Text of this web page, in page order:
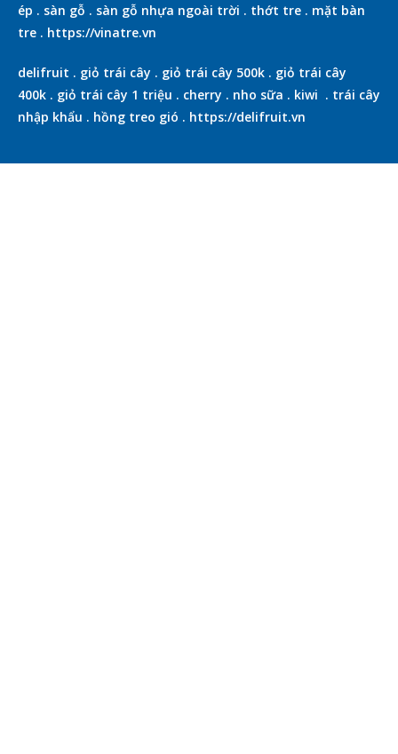
ép . sàn gỗ . sàn gỗ nhựa ngoài trời . thớt tre . mặt bàn
tre . https://vinatre.vn
delifruit . giỏ trái cây . giỏ trái cây 500k . giỏ trái cây
400k . giỏ trái cây 1 triệu . cherry . nho sữa . kiwi . trái cây
nhập khẩu . hồng treo gió . https://delifruit.vn